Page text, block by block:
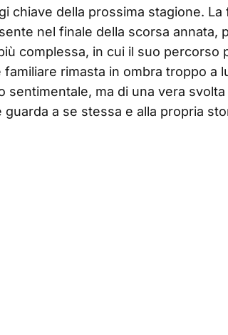
chiave della prossima stagione.
nel finale della scorsa annata,
complessa, in cui il suo percorso
familiare rimasta in ombra troppo a
sentimentale, ma di una vera
guarda a se stessa e alla propria